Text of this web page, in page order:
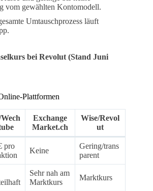
vom gewählten Kontomodell.
Umtauschprozess läuft
bei Revolut (Stand Juni
Plattformen
Exchange
Market.ch
Wise/Revol
ut
pro
Keine
Gering/trans
parent
Sehr nah am
Marktkurs
Marktkurs